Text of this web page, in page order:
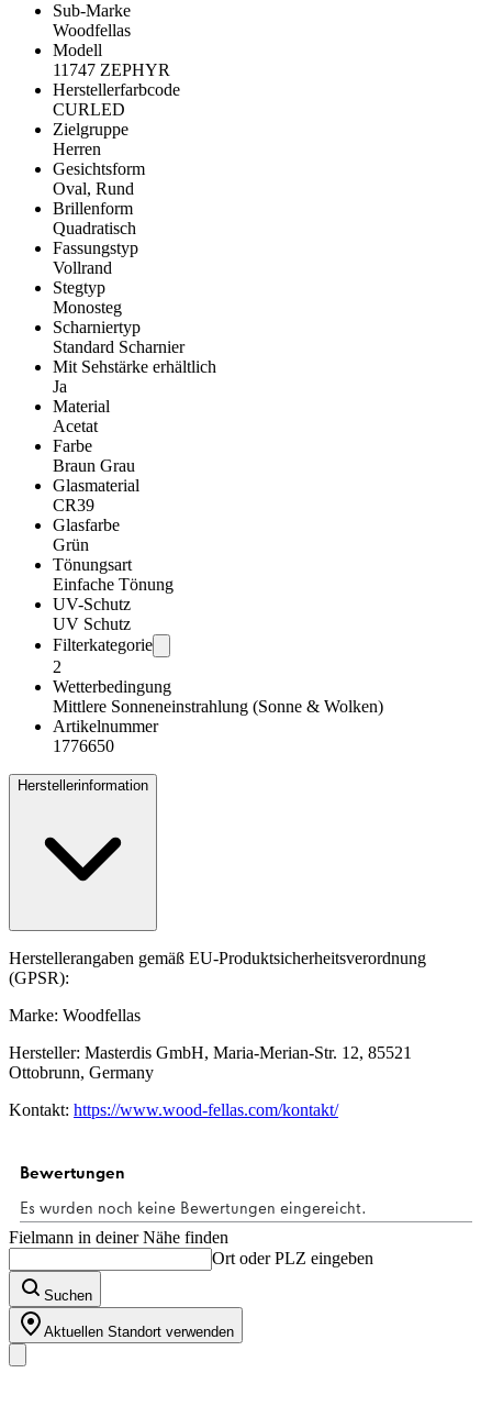
Sub-Marke
Woodfellas
Modell
11747 ZEPHYR
Herstellerfarbcode
CURLED
Zielgruppe
Herren
Gesichtsform
Oval, Rund
Brillenform
Quadratisch
Fassungstyp
Vollrand
Stegtyp
Monosteg
Scharniertyp
Standard Scharnier
Mit Sehstärke erhältlich
Ja
Material
Acetat
Farbe
Braun Grau
Glasmaterial
CR39
Glasfarbe
Grün
Tönungsart
Einfache Tönung
UV-Schutz
UV Schutz
Filterkategorie
2
Wetterbedingung
Mittlere Sonneneinstrahlung (Sonne & Wolken)
Artikelnummer
1776650
Herstellerinformation
Herstellerangaben gemäß EU-Produktsicherheitsverordnung
(GPSR):
Marke: Woodfellas
Hersteller: Masterdis GmbH, Maria-Merian-Str. 12, 85521
Ottobrunn, Germany
Kontakt: https://www.wood-fellas.com/kontakt/
Fielmann in deiner Nähe finden
Ort oder PLZ eingeben
Suchen
Aktuellen Standort verwenden